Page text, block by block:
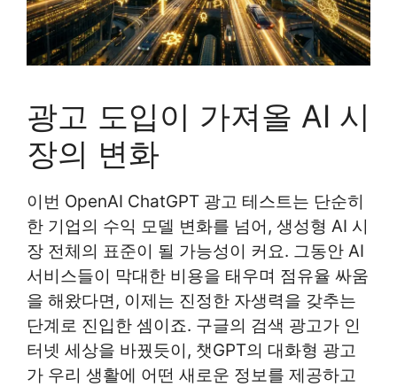
광고 도입이 가져올 AI 시
장의 변화
이번 OpenAI ChatGPT 광고 테스트는 단순히
한 기업의 수익 모델 변화를 넘어, 생성형 AI 시
장 전체의 표준이 될 가능성이 커요. 그동안 AI
서비스들이 막대한 비용을 태우며 점유율 싸움
을 해왔다면, 이제는 진정한 자생력을 갖추는
단계로 진입한 셈이죠. 구글의 검색 광고가 인
터넷 세상을 바꿨듯이, 챗GPT의 대화형 광고
가 우리 생활에 어떤 새로운 정보를 제공하고